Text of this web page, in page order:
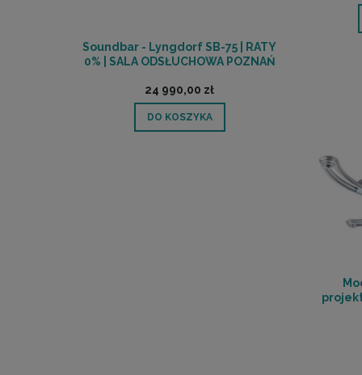
Soundbar - Lyngdorf SB-75 | RATY
0% | SALA ODSŁUCHOWA POZNAŃ
24 990,00 zł
DO KOSZYKA